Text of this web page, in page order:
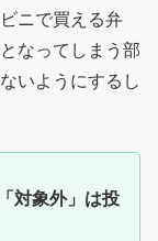
ニで買える弁
なってしまう部
いようにするし
対象外」は投